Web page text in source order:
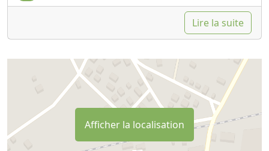
Lire la suite
Afficher la localisation